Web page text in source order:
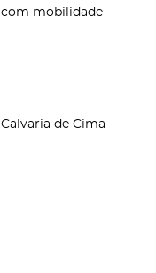
com mobilidade
de Cima